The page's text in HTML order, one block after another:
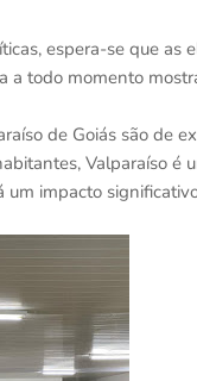
espera-se que as
a todo momento
de Goiás são de
Valparaíso é
impacto